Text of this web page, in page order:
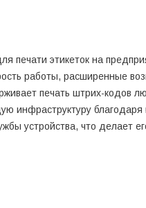
печати этикеток на
работы, расширенные
печать штрих-кодов
инфраструктуру
устройства, что делает